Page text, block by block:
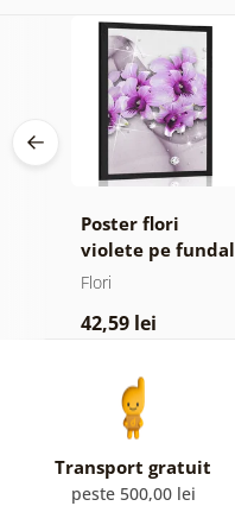
Poster flori
violete pe fundal
abstract
Flori
42,59 lei
Transport gratuit
peste 500,00 lei